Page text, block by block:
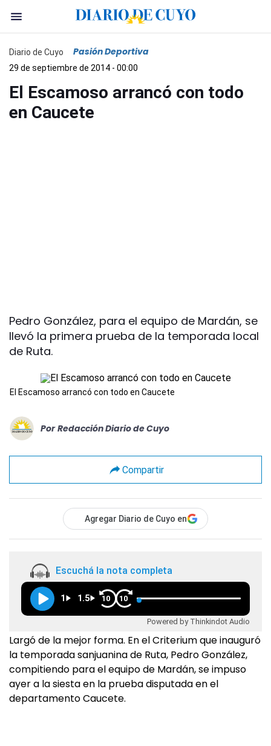
Diario de Cuyo Pasión Deportiva
29 de septiembre de 2014 - 00:00
El Escamoso arrancó con todo
en Caucete
Pedro González, para el equipo de Mardán, se
llevó la primera prueba de la temporada local
de Ruta.
El Escamoso arrancó con todo en Caucete
Por Redacción Diario de Cuyo
Compartir
Agregar Diario de Cuyo en
Escuchá la nota completa
1 1.5 10 10
Powered by Thinkindot Audio
Largó de la mejor forma. En el Criterium que inauguró
la temporada sanjuanina de Ruta, Pedro González,
compitiendo para el equipo de Mardán, se impuso
ayer a la siesta en la prueba disputada en el
departamento Caucete.